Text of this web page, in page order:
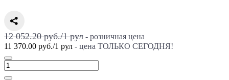
12 052.20 руб./1рул - розничная цена
11 370.00 руб./1 рул - цена ТОЛЬКО СЕГОДНЯ!